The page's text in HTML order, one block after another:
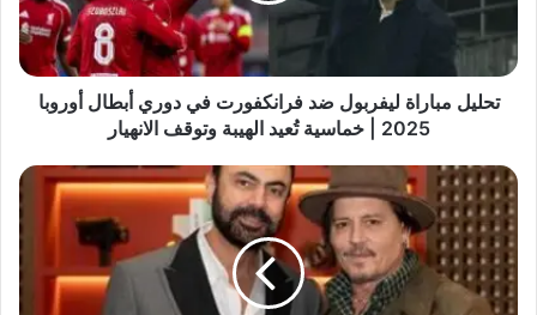
ا
ر
ي
ف
ر
ب
و
ل
تحليل مباراة ليفربول ضد فرانكفورت في دوري أبطال أوروبا
2025 | خماسية تُعيد الهيبة وتوقف الانهيار
ل
ق
ا
ء
غ